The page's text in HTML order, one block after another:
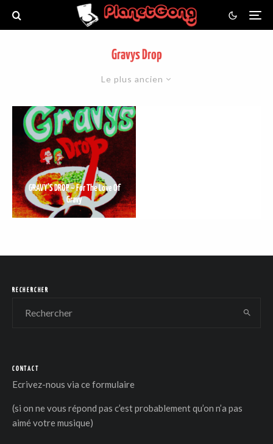
Gravys Drop
Le plus ancien
GRAVY’S DROP – For The Love Of
Gravy
RECHERCHER
CONTACT
Ecrivez-nous via ce formulaire
(si on ne vous répond pas c’est probablement qu’on n’a pas
aimé votre musique)